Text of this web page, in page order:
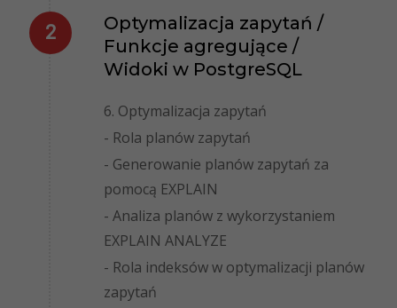
Optymalizacja zapytań /
Funkcje agregujące /
Widoki w PostgreSQL
6. Optymalizacja zapytań
- Rola planów zapytań
- Generowanie planów zapytań za
pomocą EXPLAIN
- Analiza planów z wykorzystaniem
EXPLAIN ANALYZE
- Rola indeksów w optymalizacji planów
zapytań